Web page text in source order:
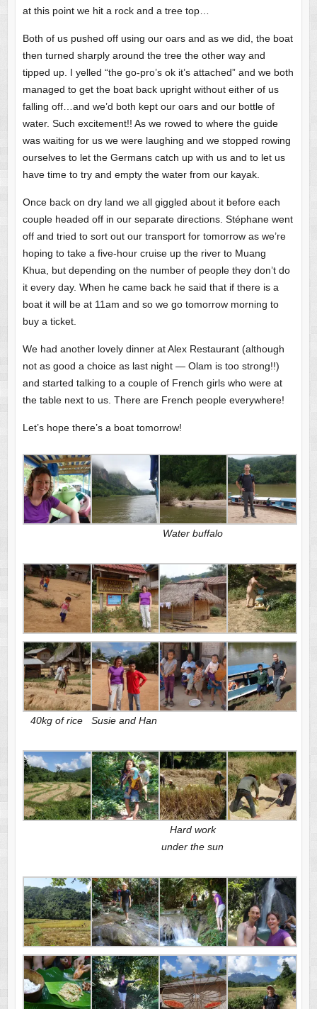
at this point we hit a rock and a tree top…
Both of us pushed off using our oars and as we did, the boat
then turned sharply around the tree the other way and
tipped up. I yelled “the go-pro’s ok it’s attached” and we both
managed to get the boat back upright without either of us
falling off…and we’d both kept our oars and our bottle of
water. Such excitement!! As we rowed to where the guide
was waiting for us we were laughing and we stopped rowing
ourselves to let the Germans catch up with us and to let us
have time to try and empty the water from our kayak.
Once back on dry land we all giggled about it before each
couple headed off in our separate directions. Stéphane went
off and tried to sort out our transport for tomorrow as we’re
hoping to take a five-hour cruise up the river to Muang
Khua, but depending on the number of people they don’t do
it every day. When he came back he said that if there is a
boat it will be at 11am and so we go tomorrow morning to
buy a ticket.
We had another lovely dinner at Alex Restaurant (although
not as good a choice as last night — Olam is too strong!!)
and started talking to a couple of French girls who were at
the table next to us. There are French people everywhere!
Let’s hope there’s a boat tomorrow!
Water buffalo
40kg of rice Susie and Han
Hard work
under the sun